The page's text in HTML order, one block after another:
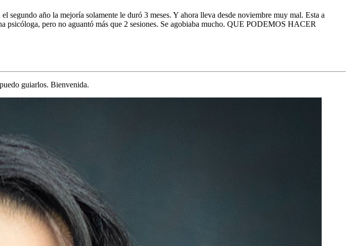
año la mejoría solamente le duró 3 meses. Y ahora lleva desde noviembre muy mal. Esta a
psicóloga, pero no aguantó más que 2 sesiones. Se agobiaba mucho. QUE PODEMOS HACER
guiarlos. Bienvenida.